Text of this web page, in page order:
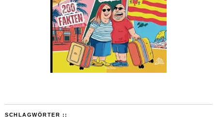
SCHLAGWÖRTER ::